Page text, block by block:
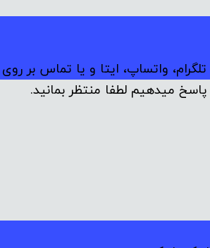
واتساپ، ایتا و یا تماس بر
میدهیم لطفا منتظر بمانید.